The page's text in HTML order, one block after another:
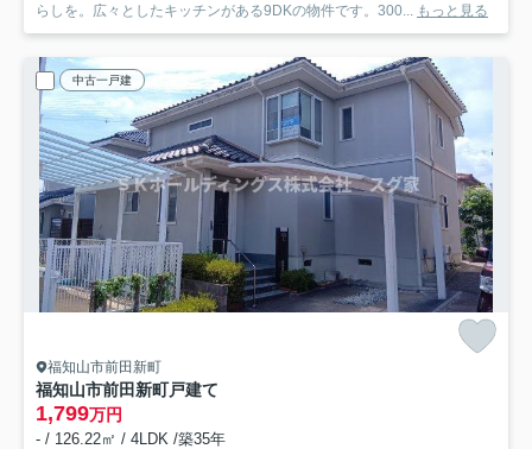
らしを。広々としたキッチンがある9DKの物件です。300...
もっと見る
中古一戸建
福知山市前田新町
福知山市前田新町戸建て
1,799万円
- / 126.22㎡ / 4LDK /築35年